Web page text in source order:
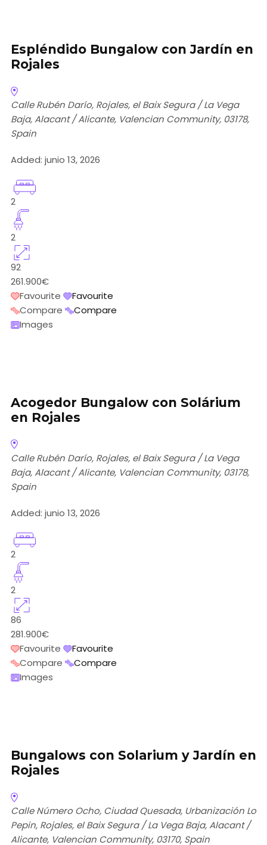
Espléndido Bungalow con Jardín en
Rojales
Calle Rubén Darío, Rojales, el Baix Segura / La Vega
Baja, Alacant / Alicante, Valencian Community, 03178,
Spain
Added: junio 13, 2026
2
2
92
261.900€
Favourite
Favourite
Compare
Compare
Images
Acogedor Bungalow con Solárium
en Rojales
Calle Rubén Darío, Rojales, el Baix Segura / La Vega
Baja, Alacant / Alicante, Valencian Community, 03178,
Spain
Added: junio 13, 2026
2
2
86
281.900€
Favourite
Favourite
Compare
Compare
Images
Bungalows con Solarium y Jardín en
Rojales
Calle Número Ocho, Ciudad Quesada, Urbanización Lo
Pepin, Rojales, el Baix Segura / La Vega Baja, Alacant /
Alicante, Valencian Community, 03170, Spain